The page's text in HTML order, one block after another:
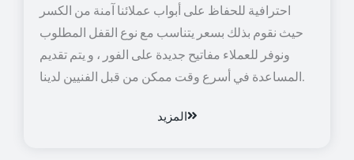
احترافية للحفاظ على أبواب عملائنا آمنة من الكسر
حيث نقوم بذلك بسعر يتناسب مع نوع القفل المطلوب
ونوفر للعملاء مفاتيح جديدة على الفور ، و يتم تقديم
المساعدة في أسرع وقت ممكن من قبل الفنيين لدينا.
المزيد